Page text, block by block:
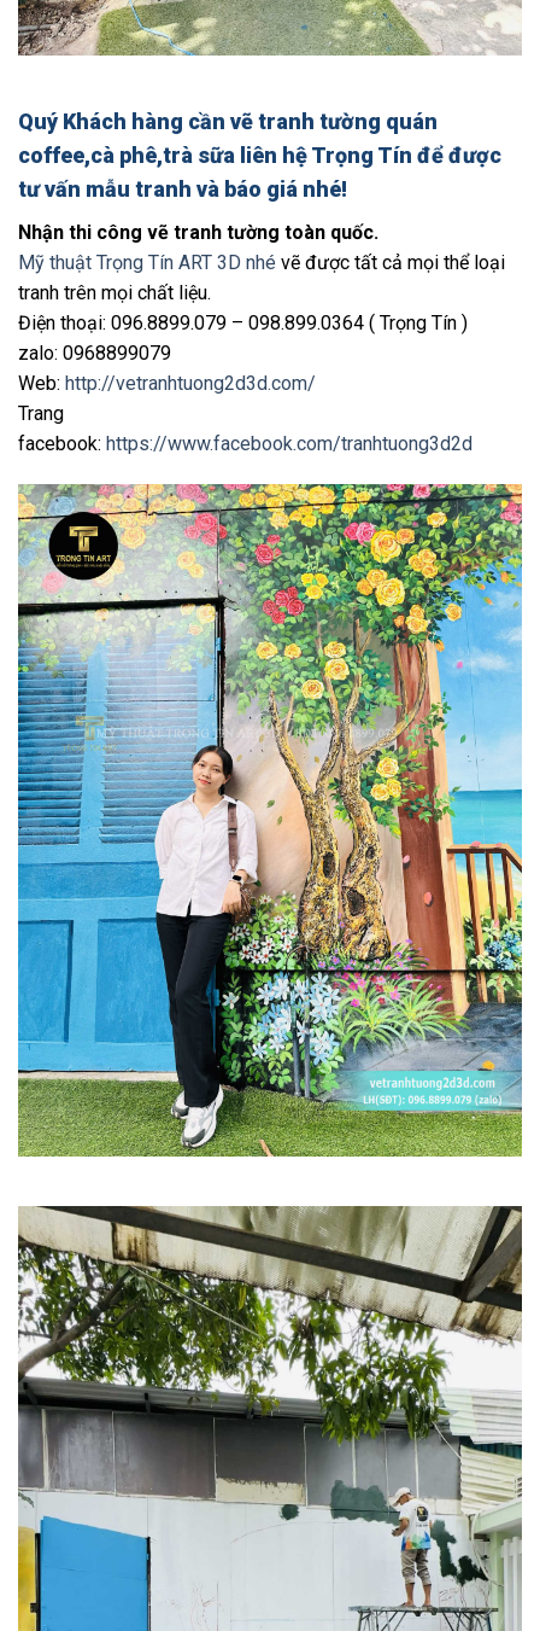
Quý Khách hàng cần vẽ tranh tường quán
coffee,cà phê,trà sữa liên hệ Trọng Tín để được
tư vấn mẫu tranh và báo giá nhé!
Nhận thi công vẽ tranh tường toàn quốc.
Mỹ thuật Trọng Tín ART 3D nhé vẽ được tất cả mọi thể loại
tranh trên mọi chất liệu.
Điện thoại: 096.8899.079 – 098.899.0364 ( Trọng Tín )
zalo: 0968899079
Web: http://vetranhtuong2d3d.com/
Trang
facebook: https://www.facebook.com/tranhtuong3d2d